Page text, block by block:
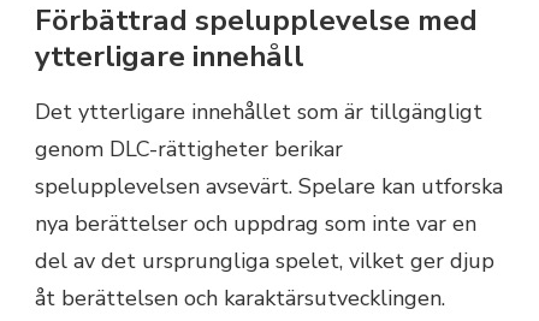
Förbättrad spelupplevelse med
ytterligare innehåll
Det ytterligare innehållet som är tillgängligt
genom DLC-rättigheter berikar
spelupplevelsen avsevärt. Spelare kan utforska
nya berättelser och uppdrag som inte var en
del av det ursprungliga spelet, vilket ger djup
åt berättelsen och karaktärsutvecklingen.